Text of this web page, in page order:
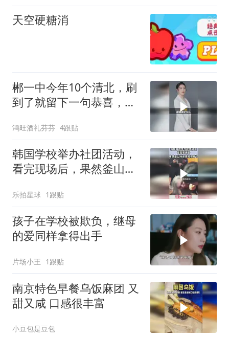
天空硬糖消
郴一中今年10个清北，刷
到了就留下一句恭喜，为
鸿旺酒礼芬芬 4跟贴
韩国学校举办社团活动，
看完现场后，果然釜山行
乐拍星球 1跟贴
孩子在学校被欺负，继母
的爱同样拿得出手
片场小王 1跟贴
南京特色早餐乌饭麻团 又
甜又咸 口感很丰富
小豆包是豆包